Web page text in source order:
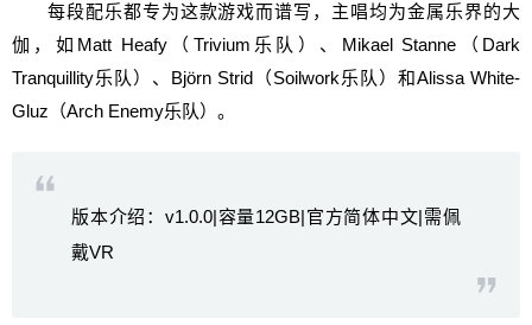
每段配乐都专为这款游戏而谱写，主唱均为金属乐界的大
伽，如Matt Heafy（Trivium乐队）、Mikael Stanne（Dark
Tranquillity乐队）、Björn Strid（Soilwork乐队）和Alissa White-
Gluz（Arch Enemy乐队）。
版本介绍：v1.0.0|容量12GB|官方简体中文|需佩
戴VR